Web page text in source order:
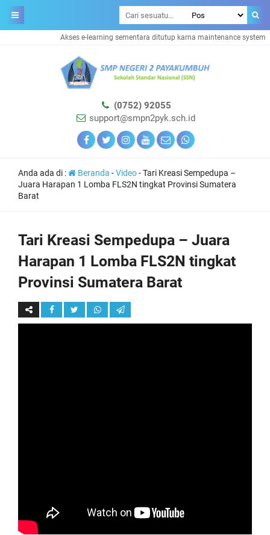
Akses e-learning sementara ditutup karna maintenance system
(0752) 92055
support@smpn2pyk.sch.id
Anda ada di : Beranda -Video-Tari Kreasi Sempedupa –
Juara Harapan 1 Lomba FLS2N tingkat Provinsi Sumatera
Barat
Tari Kreasi Sempedupa – Juara
Harapan 1 Lomba FLS2N tingkat
Provinsi Sumatera Barat